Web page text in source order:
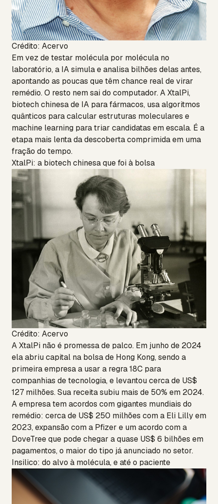
Crédito: Acervo
Em vez de testar molécula por molécula no
laboratório, a IA simula e analisa bilhões delas antes,
apontando as poucas que têm chance real de virar
remédio. O resto nem sai do computador. A XtalPi,
biotech chinesa de IA para fármacos, usa algoritmos
quânticos para calcular estruturas moleculares e
machine learning para triar candidatas em escala. É a
etapa mais lenta da descoberta comprimida em uma
fração do tempo.
XtalPi: a biotech chinesa que foi à bolsa
Crédito: Acervo
A XtalPi não é promessa de palco. Em junho de 2024
ela abriu capital na bolsa de Hong Kong, sendo a
primeira empresa a usar a regra 18C para
companhias de tecnologia, e levantou cerca de US$
127 milhões. Sua receita subiu mais de 50% em 2024.
A empresa tem acordos com gigantes mundiais do
remédio: cerca de US$ 250 milhões com a Eli Lilly em
2023, expansão com a Pfizer e um acordo com a
DoveTree que pode chegar a quase US$ 6 bilhões em
pagamentos, o maior do tipo já anunciado no setor.
Insilico: do alvo à molécula, e até o paciente